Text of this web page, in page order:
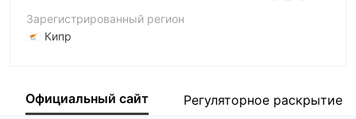
Зарегистрированный регион
Кипр
Компания
Официальный сайт Регуляторное раскрытие